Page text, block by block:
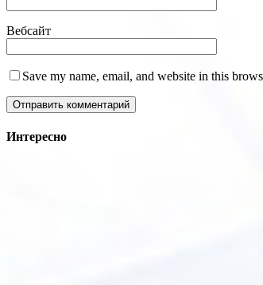
Вебсайт
Save my name, email, and website in this
Интересно